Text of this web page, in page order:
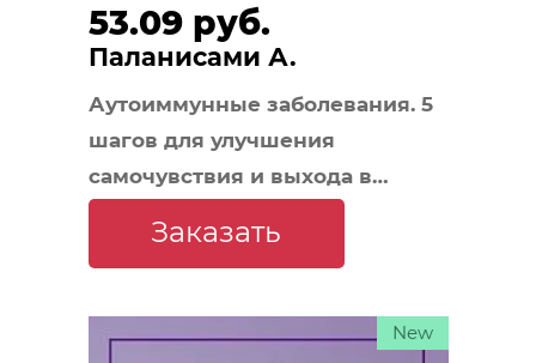
53.09 руб.
Паланисами А.
Аутоиммунные заболевания. 5
шагов для улучшения
самочувствия и выхода в
ремиссию
Заказать
New